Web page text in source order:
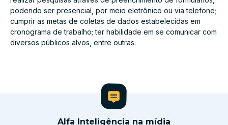
podendo ser presencial, por meio eletrônico ou via telefone;
cumprir as metas de coletas de dados estabelecidas em
cronograma de trabalho; ter habilidade em se comunicar com
diversos públicos alvos, entre outras.
Alfa Inteligência na mídia